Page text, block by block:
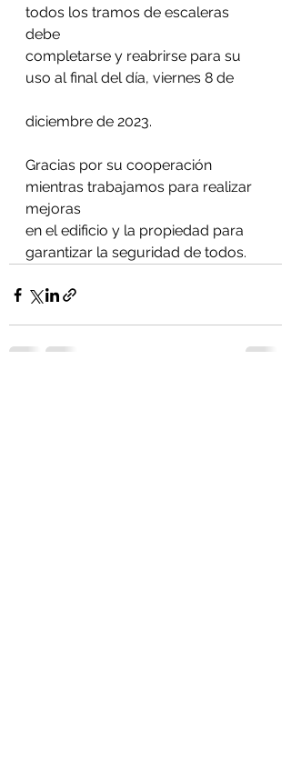
todos los tramos de escaleras
debe
completarse y reabrirse para su
uso al final del día, viernes 8 de
diciembre de 2023.
Gracias por su cooperación
mientras trabajamos para realizar
mejoras
en el edificio y la propiedad para
garantizar la seguridad de todos.